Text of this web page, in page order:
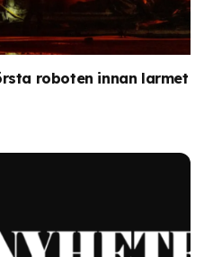
roboten innan larmet